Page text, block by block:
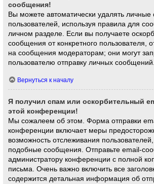
сообщения!
Вы можете автоматически удалять
пользователей, используя правила для
личном разделе. Если вы получаете
сообщения от конкретного пользователя,
на сообщения модераторам; они могут
пользователю отправку личных сообщений.
Вернуться к началу
Я получил спам или оскорбительный
этой конференции!
Мы сожалеем об этом. Форма отправки
конференции включает меры
возможность отслеживания
подобные сообщения. Отправьте email-
администратору конференции с полной
письма. Очень важно включить все
содержится детальная информация об